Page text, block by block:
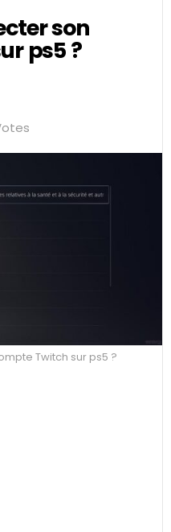
son
ps5 ?
Twitch sur ps5 ?